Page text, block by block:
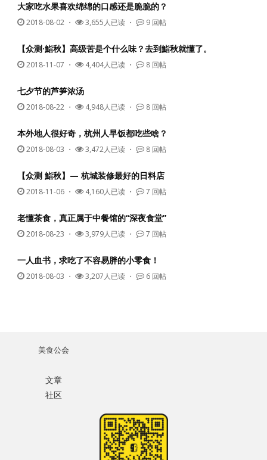
大家吃水果喜欢绵绵的口感还是脆脆的？
2018-08-02 ・ 3,655人已读 ・ 9 回帖
【众测·鮨秋】高级苦是个什么味？去到鮨秋就懂了。
2018-11-07 ・ 4,404人已读 ・ 8 回帖
七夕节的芦笋浓汤
2018-08-22 ・ 4,948人已读 ・ 8 回帖
本外地人很好奇，杭州人早饭都吃些啥？
2018-08-03 ・ 3,472人已读 ・ 8 回帖
【众测 鮨秋】— 杭城装修最好的日料店
2018-11-06 ・ 4,160人已读 ・ 7 回帖
老懂茶食，真正属于中餐馆的“深夜食堂”
2018-08-23 ・ 3,979人已读 ・ 7 回帖
一人血书，求吃了不容易胖的小零食！
2018-08-03 ・ 3,207人已读 ・ 6 回帖
美食公会
文章
社区